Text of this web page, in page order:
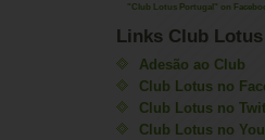
"Club Lotus Portugal" on
Links Club
Adesão ao Club
Club Lotus no
Club Lotus no
Club Lotus no